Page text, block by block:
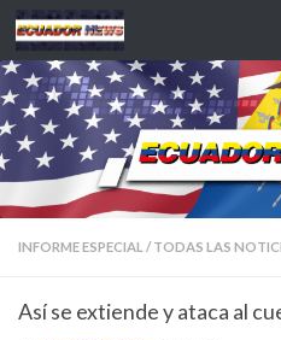
Saltar al contenido
INFORME ESPECIAL / TODAS LAS
Así se extiende y ataca al